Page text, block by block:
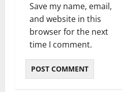
Save my name, email,
and website in this
browser for the next
time I comment.